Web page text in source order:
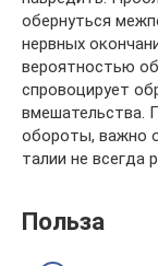
обернуться
нервных
вероятностью
спровоцирует
вмешательства.
обороты, важно
талии не всегда
Польза